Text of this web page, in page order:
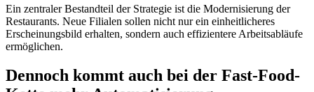
Ein zentraler Bestandteil der Strategie ist die Modernisierung der
Restaurants. Neue Filialen sollen nicht nur ein einheitlicheres
Erscheinungsbild erhalten, sondern auch effizientere Arbeitsabläufe
ermöglichen.
Dennoch kommt auch bei der Fast-Food-